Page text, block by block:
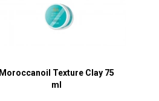
Moroccanoil Texture Clay 75
ml